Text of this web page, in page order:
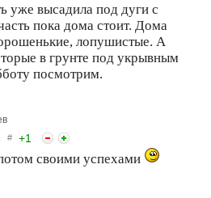
уже высадила под дуги с
пока дома стоит. Дома
лопушистые. А
в грунте под укрывным
посмотрим.
# +1
своими успехами